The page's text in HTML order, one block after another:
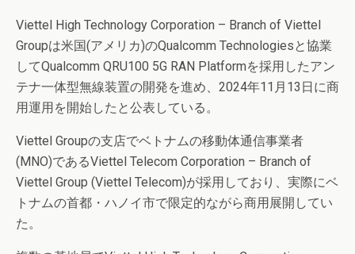
Viettel High Technology Corporation – Branch of Viettel
Groupは米国(アメリカ)のQualcomm Technologiesと協業
してQualcomm QRU100 5G RAN Platformを採用したアン
テナ一体型無線装置の開発を進め、2024年11月13日に商
用運用を開始したと公表している。
Viettel Groupの支店でベトナムの移動体通信事業者
(MNO)であるViettel Telecom Corporation – Branch of
Viettel Group (Viettel Telecom)が採用しており、実際にベ
トナムの首都・ハノイ市で限定的ながら商用展開してい
た。